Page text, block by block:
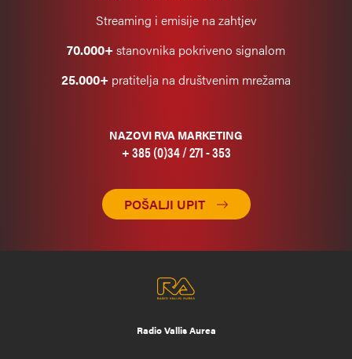
Streaming i emisije na zahtjev
70.000+stanovnika pokriveno signalom
25.000+ pratitelja na društvenim mrežama
NAZOVI RVA MARKETING
+ 385 (0)34 / 271 - 353
POŠALJI UPIT
Radio Vallis Aurea